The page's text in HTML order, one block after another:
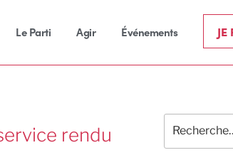
Le Parti Agir Événements JE
rendu